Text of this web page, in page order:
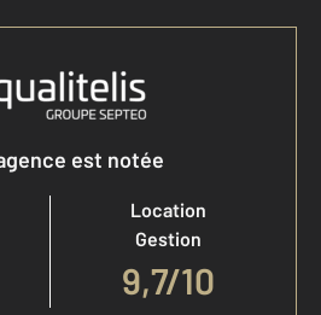
est notée
Location
Gestion
9,7/10